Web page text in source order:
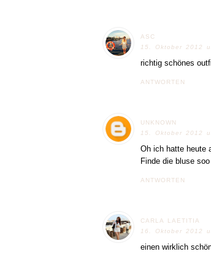
ASC
15. Oktober 2012
richtig schönes
ANTWORTEN
UNKNOWN
15. Oktober 2012
Oh ich hatte heute
Finde die bluse
ANTWORTEN
CARLA LAETITIA
16. Oktober 2012
einen wirklich